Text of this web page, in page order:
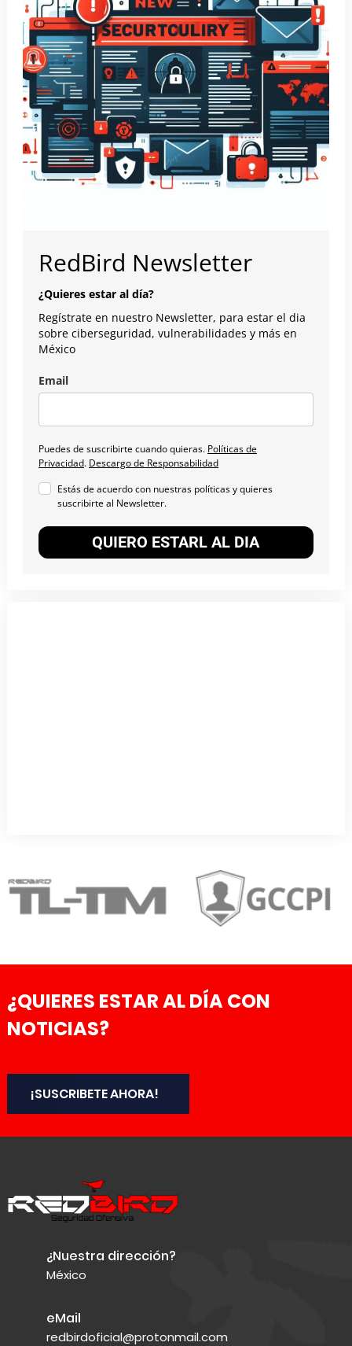
RedBird Newsletter
¿Quieres estar al día?
Regístrate en nuestro Newsletter, para estar el dia
sobre ciberseguridad, vulnerabilidades y más en
México
Email
Puedes de suscribirte cuando quieras. Políticas de
Privacidad. Descargo de Responsabilidad
Estás de acuerdo con nuestras políticas y quieres
suscribirte al Newsletter.
QUIERO ESTARL AL DIA
¿QUIERES ESTAR AL DÍA CON
NOTICIAS?
¡SUSCRIBETE AHORA!
¿Nuestra dirección?
México
eMail
redbirdoficial@protonmail.com